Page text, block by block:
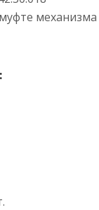
механизма